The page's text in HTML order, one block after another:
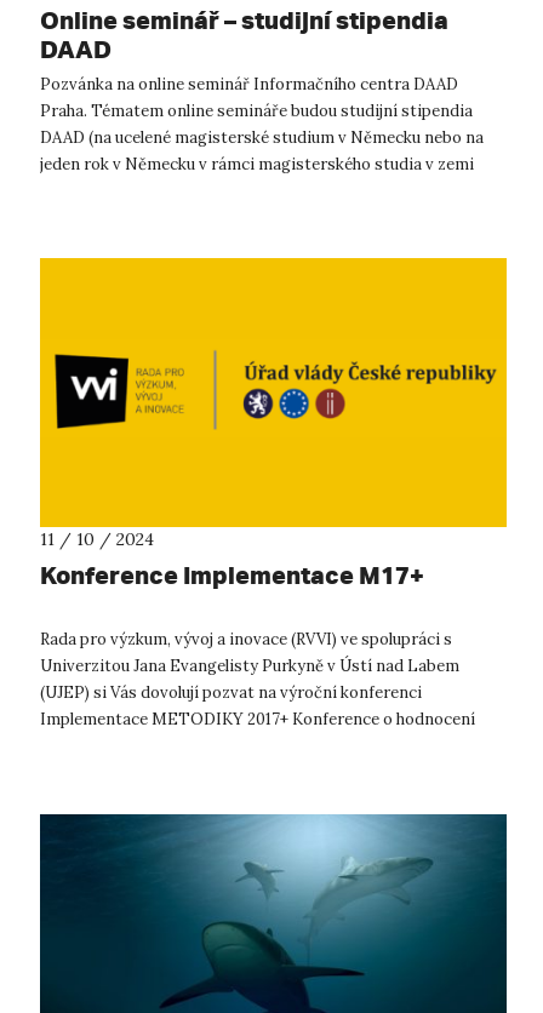
Online seminář – studijní stipendia
DAAD
Pozvánka na online seminář Informačního centra DAAD
Praha. Tématem online semináře budou studijní stipendia
DAAD (na ucelené magisterské studium v Německu nebo na
jeden rok v Německu v rámci magisterského studia v zemi
11 / 10 / 2024
Konference Implementace M17+
Rada pro výzkum, vývoj a inovace (RVVI) ve spolupráci s
Univerzitou Jana Evangelisty Purkyně v Ústí nad Labem
(UJEP) si Vás dovolují pozvat na výroční konferenci
Implementace METODIKY 2017+ Konference o hodnocení